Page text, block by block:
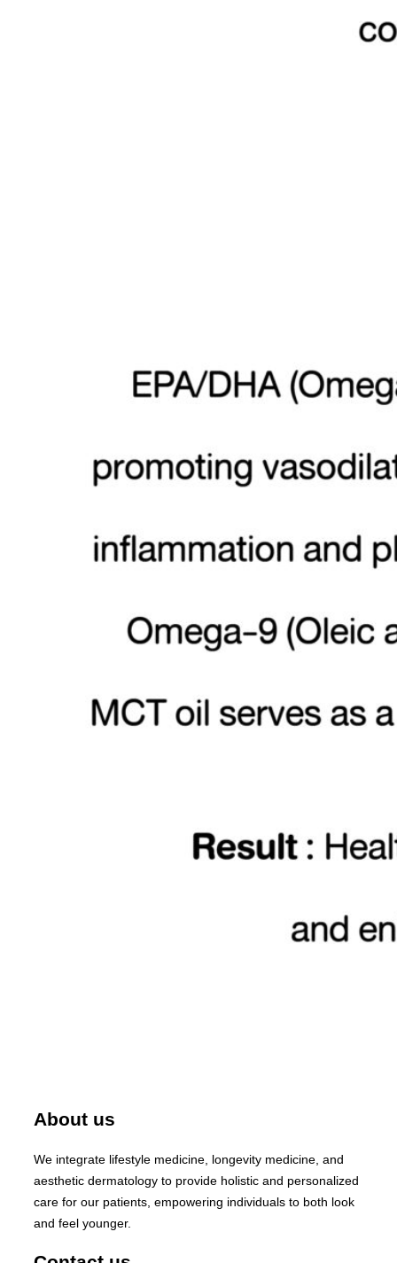
About us
We integrate lifestyle medicine, longevity medicine, and
aesthetic dermatology to provide holistic and personalized
care for our patients, empowering individuals to both look
and feel younger.